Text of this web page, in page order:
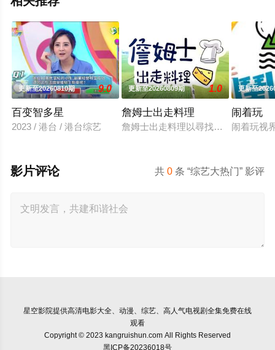
更新至20260810期 9.0
百变智多星
2023 / 港台 / 港台综艺
更新至20260809期 1.0
詹姆士出走料理
詹姆士出走料理以尋找詹姆士私廚菜
更新至
闹着玩
闹着玩视
共0 条 “综艺大热门” 影评
影片评论
星空影院提供高清电影大全、动漫、综艺、高人气电视剧全集免费在线
观看
Copyright © 2023 kangruishun.com All Rights Reserved
黑ICP备20236018号